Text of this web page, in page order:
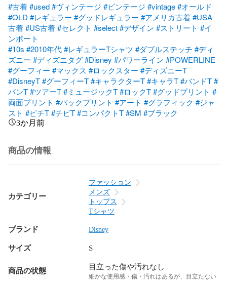
#古着#used#ヴィンテージ #ビンテージ #vintage#オールド
#OLD #レギュラー #グッドレギュラー #アメリカ古着#USA
古着#US古着#セレクト #select#デザイン #ストリート #イ
ンポート
#10s #2010年代#レギュラーTシャツ #ダブルステッチ #ディ
ズニー #ディズニタグ#Disney #パワーライン #POWERLINE
#グーフィー #マックス #ロックスター #ディズニーT
#DisneyT#グーフィーT#キャラクターT#キャラT#バンドT#
バンT#ツアーT#ミュージックT#ロックT#グッドプリント #
両面プリント #バックプリント #アート #グラフィック #ジャ
スト #ピチT#チビT#コンパクトT#SM #ブラック
3か月前
商品の情報
カテゴリー
ファッション
メンズ
トップス
Tシャツ
ブランド Disney
サイズ S
商品の状態 目立った傷や汚れなし
細かな使用感・傷・汚れはあるが、目立たない